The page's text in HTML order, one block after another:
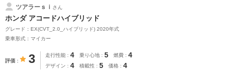
ツアラーｓｉ さん
ホンダ アコードハイブリッド
グレード：EX(CVT_2.0_ハイブリッド) 2020年式
乗車形式：マイカー
評価 3 走行性能 4 乗り心地 5 燃費 4
デザイン 4 積載性 5 価格 4